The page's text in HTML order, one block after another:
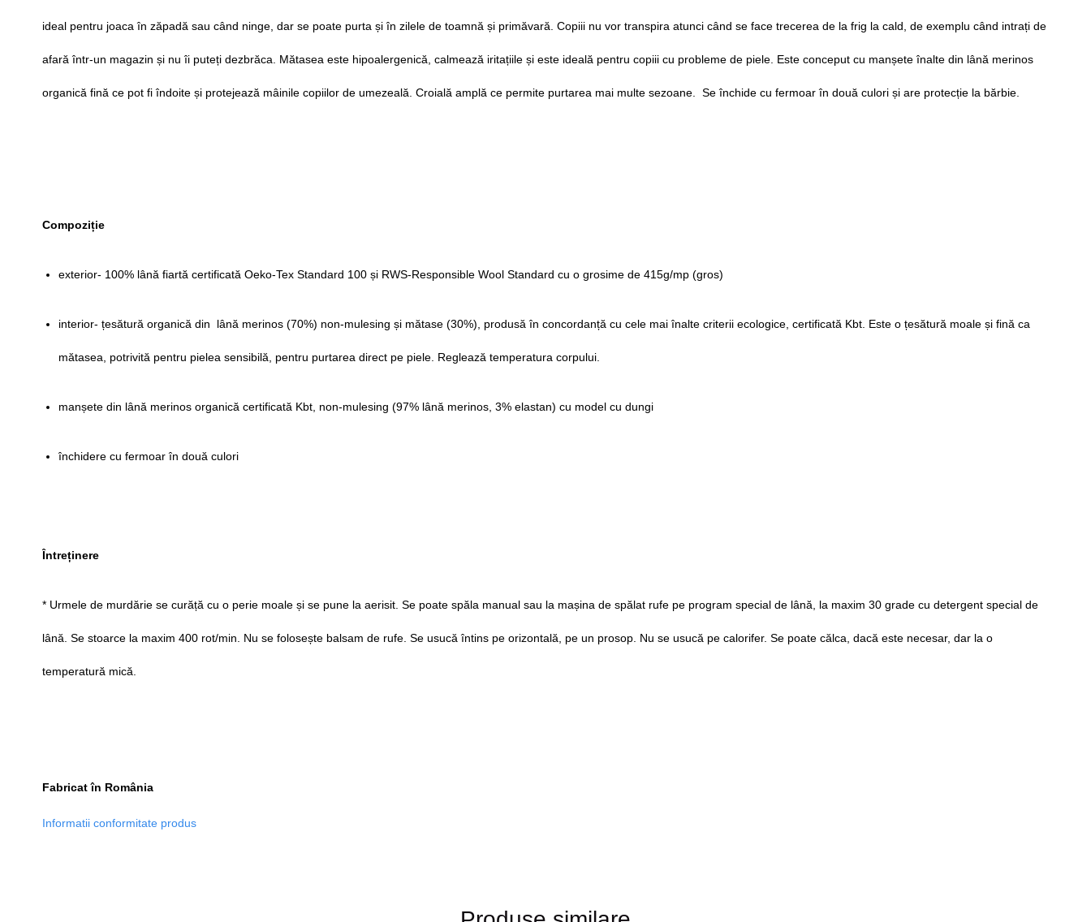
ideal pentru joaca în zăpadă sau când ninge, dar se poate purta și în zilele de toamnă și primăvară. Copiii nu vor transpira atunci când se face trecerea de la frig la cald, de exemplu când intrați de
afară într-un magazin și nu îi puteți dezbrăca. Mătasea este hipoalergenică, calmează iritațiile și este ideală pentru copiii cu probleme de piele. Este conceput cu manșete înalte din lână merinos
organică fină ce pot fi îndoite și protejează mâinile copiilor de umezeală. Croială amplă ce permite purtarea mai multe sezoane. Se închide cu fermoar în două culori și are protecție la bărbie.
Compoziție
exterior- 100% lână fiartă certificată Oeko-Tex Standard 100 și RWS-Responsible Wool Standard cu o grosime de 415g/mp (gros)
interior- țesătură organică din lână merinos (70%) non-mulesing și mătase (30%), produsă în concordanță cu cele mai înalte criterii ecologice, certificată Kbt. Este o țesătură moale și fină ca
mătasea, potrivită pentru pielea sensibilă, pentru purtarea direct pe piele. Reglează temperatura corpului.
manșete din lână merinos organică certificată Kbt, non-mulesing (97% lână merinos, 3% elastan) cu model cu dungi
închidere cu fermoar în două culori
Întreținere
* Urmele de murdărie se curăță cu o perie moale și se pune la aerisit. Se poate spăla manual sau la mașina de spălat rufe pe program special de lână, la maxim 30 grade cu detergent special de
lână. Se stoarce la maxim 400 rot/min. Nu se folosește balsam de rufe. Se usucă întins pe orizontală, pe un prosop. Nu se usucă pe calorifer. Se poate călca, dacă este necesar, dar la o
temperatură mică.
Fabricat în România
Informatii conformitate produs